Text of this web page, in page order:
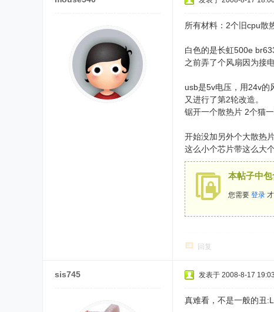
所有材料：2个旧cpu散
白色的是长虹500e
之前弄了个风扇因为接
usb是5v电压，用24v的
又进行了第2轮改造。
锯开一个散热片 2个猫
开始没加另外个大散热
这么小个芯片带这么大
本帖子中
您需要 登录
回复
sis745 发表于 2008-8-17
真难看，不是一般的丑